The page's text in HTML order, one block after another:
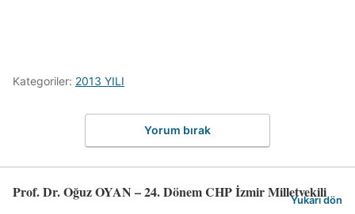
Kategoriler: 2013 YILI
Yorum bırak
Prof. Dr. Oğuz OYAN – 24. Dönem CHP İzmir Milletvekili
Yukarı dön